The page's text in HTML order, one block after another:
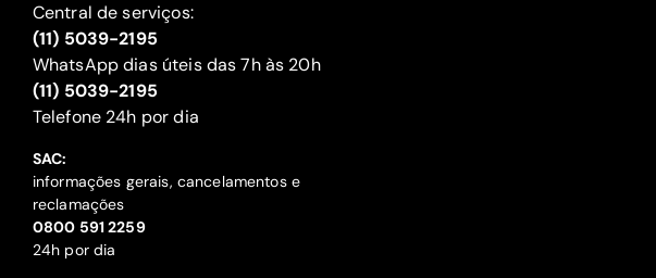
Central de serviços:
(11) 5039-2195
WhatsApp dias úteis das 7h às 20h
(11) 5039-2195
‍Telefone 24h por dia
SAC:
informações gerais, cancelamentos e
reclamações
‍0800 591 2259
24h por dia